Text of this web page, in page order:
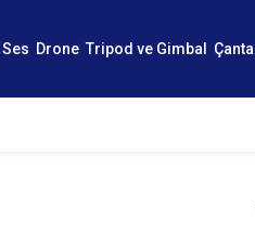
Ses Drone Tripod ve Gimbal Çanta